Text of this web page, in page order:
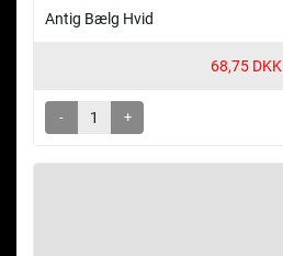
Antig Bælg Hvid
68,75 DKK
- +